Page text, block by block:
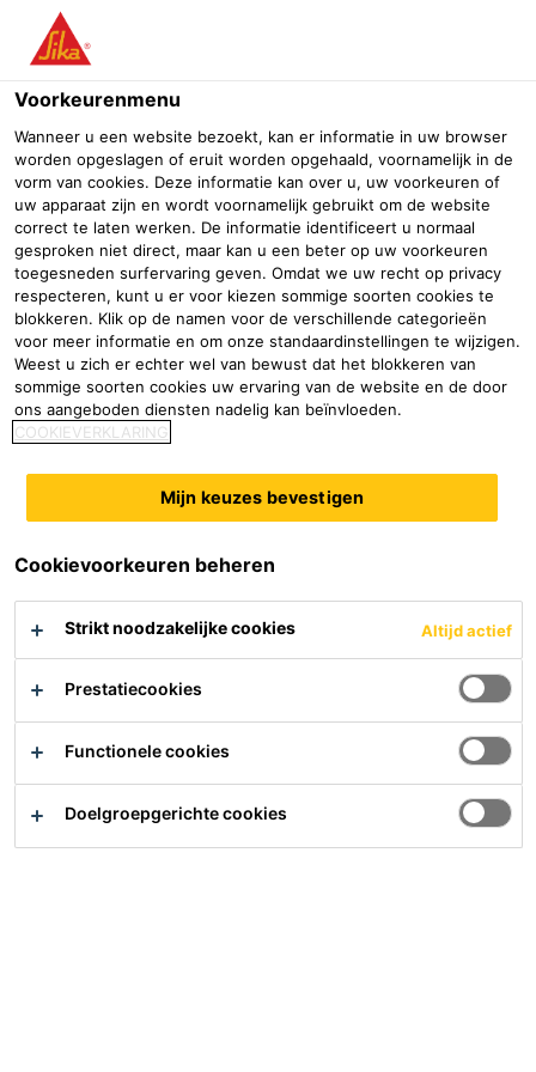
Menu
Aangieten
Professionele bouwhandel Verfgroothandel Afbouw &
Een greep uit het assortiment
Sikadur®-42+ HE Cold
Climate
epoxy basis voor koude
SikaGrout®-312
en hoogwaardige constructieve
cementgebonden gietmortel
Hulp nodig?
Voorkeurenmenu
Wanneer u een website bezoekt, kan er informatie in uw browser
worden opgeslagen of eruit worden opgehaald, voornamelijk in de
vorm van cookies. Deze informatie kan over u, uw voorkeuren of
uw apparaat zijn en wordt voornamelijk gebruikt om de website
correct te laten werken. De informatie identificeert u normaal
gesproken niet direct, maar kan u een beter op uw voorkeuren
toegesneden surfervaring geven. Omdat we uw recht op privacy
respecteren, kunt u er voor kiezen sommige soorten cookies te
blokkeren. Klik op de namen voor de verschillende categorieën
voor meer informatie en om onze standaardinstellingen te wijzigen.
Weest u zich er echter wel van bewust dat het blokkeren van
sommige soorten cookies uw ervaring van de website en de door
ons aangeboden diensten nadelig kan beïnvloeden.
COOKIEVERKLARING
Mijn keuzes bevestigen
Cookievoorkeuren beheren
Strikt noodzakelijke cookies Altijd actief
Prestatiecookies
Functionele cookies
Doelgroepgerichte cookies